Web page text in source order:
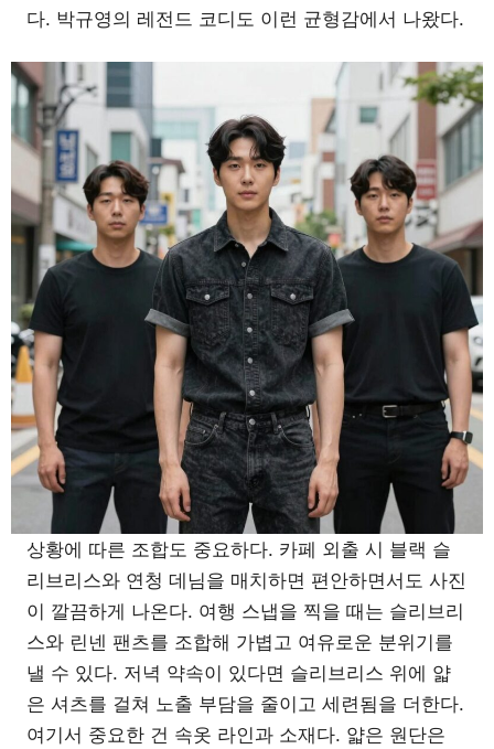
다. 박규영의 레전드 코디도 이런 균형감에서 나왔다.
상황에 따른 조합도 중요하다. 카페 외출 시 블랙 슬
리브리스와 연청 데님을 매치하면 편안하면서도 사진
이 깔끔하게 나온다. 여행 스냅을 찍을 때는 슬리브리
스와 린넨 팬츠를 조합해 가볍고 여유로운 분위기를
낼 수 있다. 저녁 약속이 있다면 슬리브리스 위에 얇
은 셔츠를 걸쳐 노출 부담을 줄이고 세련됨을 더한다.
여기서 중요한 건 속옷 라인과 소재다. 얇은 원단은